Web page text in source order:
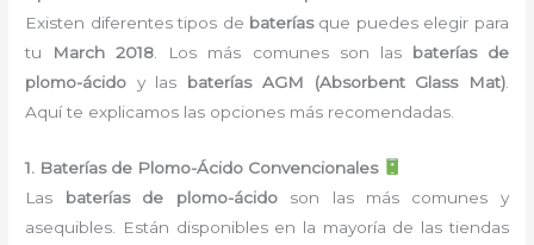
Existen diferentes tipos de bateríasque puedes elegir para
tu
March 2018 . Los más comunes son las baterías de
plomo-ácido y las baterías AGM (Absorbent Glass Mat).
Aquí te explicamos las opciones más recomendadas.
1. Baterías de Plomo-Ácido Convencionales
Las baterías de plomo-ácidoson las más comunes y
asequibles. Están disponibles en la mayoría de las tiendas